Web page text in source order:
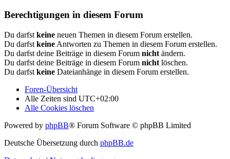
Berechtigungen in diesem Forum
Du darfst keine neuen Themen in diesem Forum erstellen.
Du darfst keine Antworten zu Themen in diesem Forum erstellen.
Du darfst deine Beiträge in diesem Forum nicht ändern.
Du darfst deine Beiträge in diesem Forum nicht löschen.
Du darfst keine Dateianhänge in diesem Forum erstellen.
Foren-Übersicht
Alle Zeiten sind UTC+02:00
Alle Cookies löschen
Powered by phpBB® Forum Software © phpBB Limited
Deutsche Übersetzung durch phpBB.de